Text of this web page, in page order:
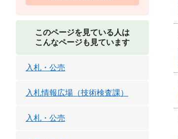
このページを見ている人は
こんなページも見ています
入札・公売
入札情報広場（技術検査課）
入札・公売